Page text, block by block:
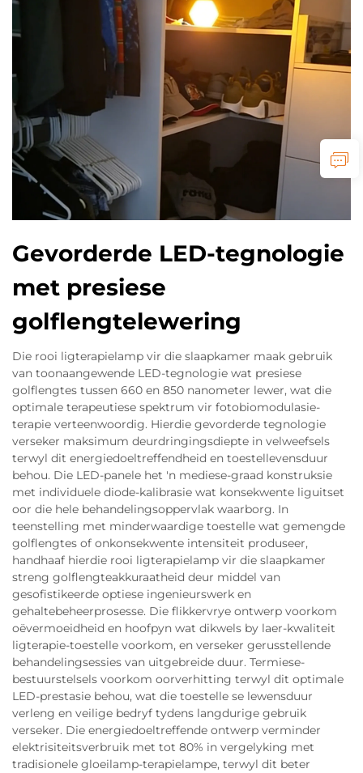
Gevorderde LED-tegnologie
met presiese
golflengtelewering
Die rooi ligterapielamp vir die slaapkamer maak gebruik
van toonaangewende LED-tegnologie wat presiese
golflengtes tussen 660 en 850 nanometer lewer, wat die
optimale terapeutiese spektrum vir fotobiomodulasie-
terapie verteenwoordig. Hierdie gevorderde tegnologie
verseker maksimum deurdringingsdiepte in velweefsels
terwyl dit energiedoeltreffendheid en toestellevensduur
behou. Die LED-panele het 'n mediese-graad konstruksie
met individuele diode-kalibrasie wat konsekwente liguitset
oor die hele behandelingsoppervlak waarborg. In
teenstelling met minderwaardige toestelle wat gemengde
golflengtes of onkonsekwente intensiteit produseer,
handhaaf hierdie rooi ligterapielamp vir die slaapkamer
streng golflengteakkuraatheid deur middel van
gesofistikeerde optiese ingenieurswerk en
gehaltebeheerprosesse. Die flikkervrye ontwerp voorkom
oëvermoeidheid en hoofpyn wat dikwels by laer-kwaliteit
ligterapie-toestelle voorkom, en verseker gerusstellende
behandelingsessies van uitgebreide duur. Termiese-
bestuurstelsels voorkom oorverhitting terwyl dit optimale
LED-prestasie behou, wat die toestelle se lewensduur
verleng en veilige bedryf tydens langdurige gebruik
verseker. Die energiedoeltreffende ontwerp verminder
elektrisiteitsverbruik met tot 80% in vergelyking met
tradisionele gloeilamp-terapielampe, terwyl dit beter